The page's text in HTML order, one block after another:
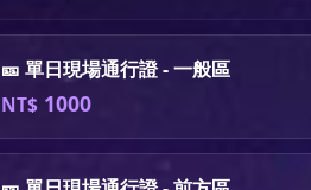
🎫 單日現場通行證 - 一般區
NT$ 1000